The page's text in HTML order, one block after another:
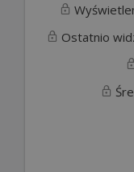
Ostatnio